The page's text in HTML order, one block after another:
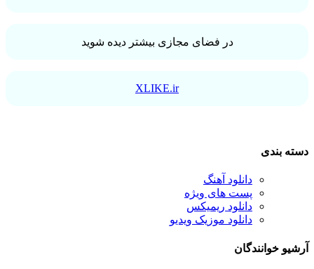
در فضای مجازی بیشتر دیده شوید
XLIKE.ir
دسته بندی
دانلود آهنگ
پست های ویژه
دانلود ریمیکس
دانلود موزیک ویدیو
آرشیو خوانندگان